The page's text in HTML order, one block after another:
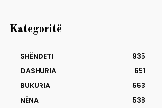
Kategoritë
SHËNDETI
935
DASHURIA
651
BUKURIA
553
NËNA
538